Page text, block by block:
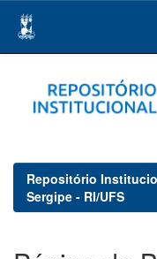
navigation
Repositório
Sergipe - RI/UFS